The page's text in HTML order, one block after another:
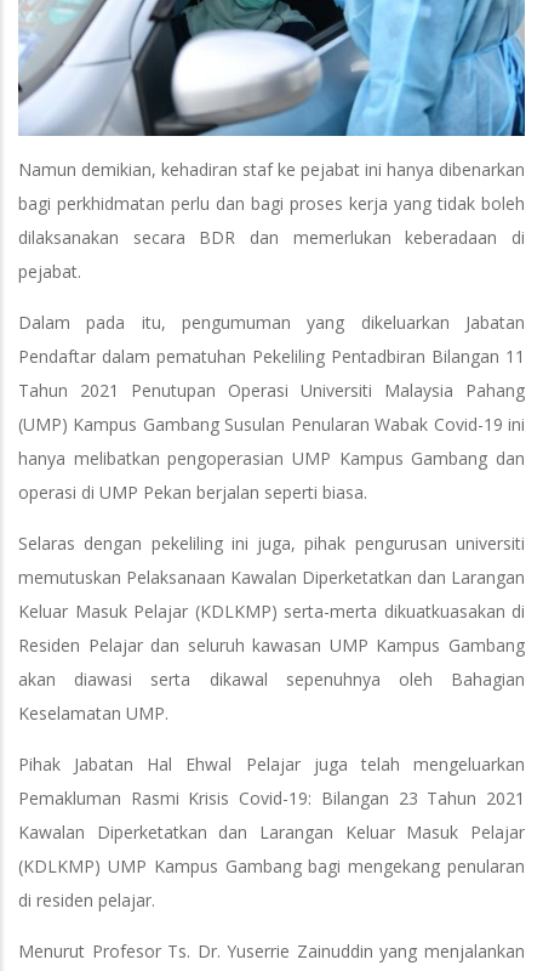
Namun demikian, kehadiran staf ke pejabat ini hanya dibenarkan
bagi perkhidmatan perlu dan bagi proses kerja yang tidak boleh
dilaksanakan secara BDR dan memerlukan keberadaan di
pejabat.
Dalam pada itu, pengumuman yang dikeluarkan Jabatan
Pendaftar dalam pematuhan Pekeliling Pentadbiran Bilangan 11
Tahun 2021 Penutupan Operasi Universiti Malaysia Pahang
(UMP) Kampus Gambang Susulan Penularan Wabak Covid-19 ini
hanya melibatkan pengoperasian UMP Kampus Gambang dan
operasi di UMP Pekan berjalan seperti biasa.
Selaras dengan pekeliling ini juga, pihak pengurusan universiti
memutuskan Pelaksanaan Kawalan Diperketatkan dan Larangan
Keluar Masuk Pelajar (KDLKMP) serta-merta dikuatkuasakan di
Residen Pelajar dan seluruh kawasan UMP Kampus Gambang
akan diawasi serta dikawal sepenuhnya oleh Bahagian
Keselamatan UMP.
Pihak Jabatan Hal Ehwal Pelajar juga telah mengeluarkan
Pemakluman Rasmi Krisis Covid-19: Bilangan 23 Tahun 2021
Kawalan Diperketatkan dan Larangan Keluar Masuk Pelajar
(KDLKMP) UMP Kampus Gambang bagi mengekang penularan
di residen pelajar.
Menurut Profesor Ts. Dr. Yuserrie Zainuddin yang menjalankan